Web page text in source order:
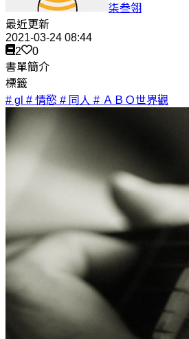
柒叁翎
最近更新
2021-03-24 08:44
2
0
書單簡介
標籤
# gl # 情慾 # 同人 # ＡＢＯ世界觀